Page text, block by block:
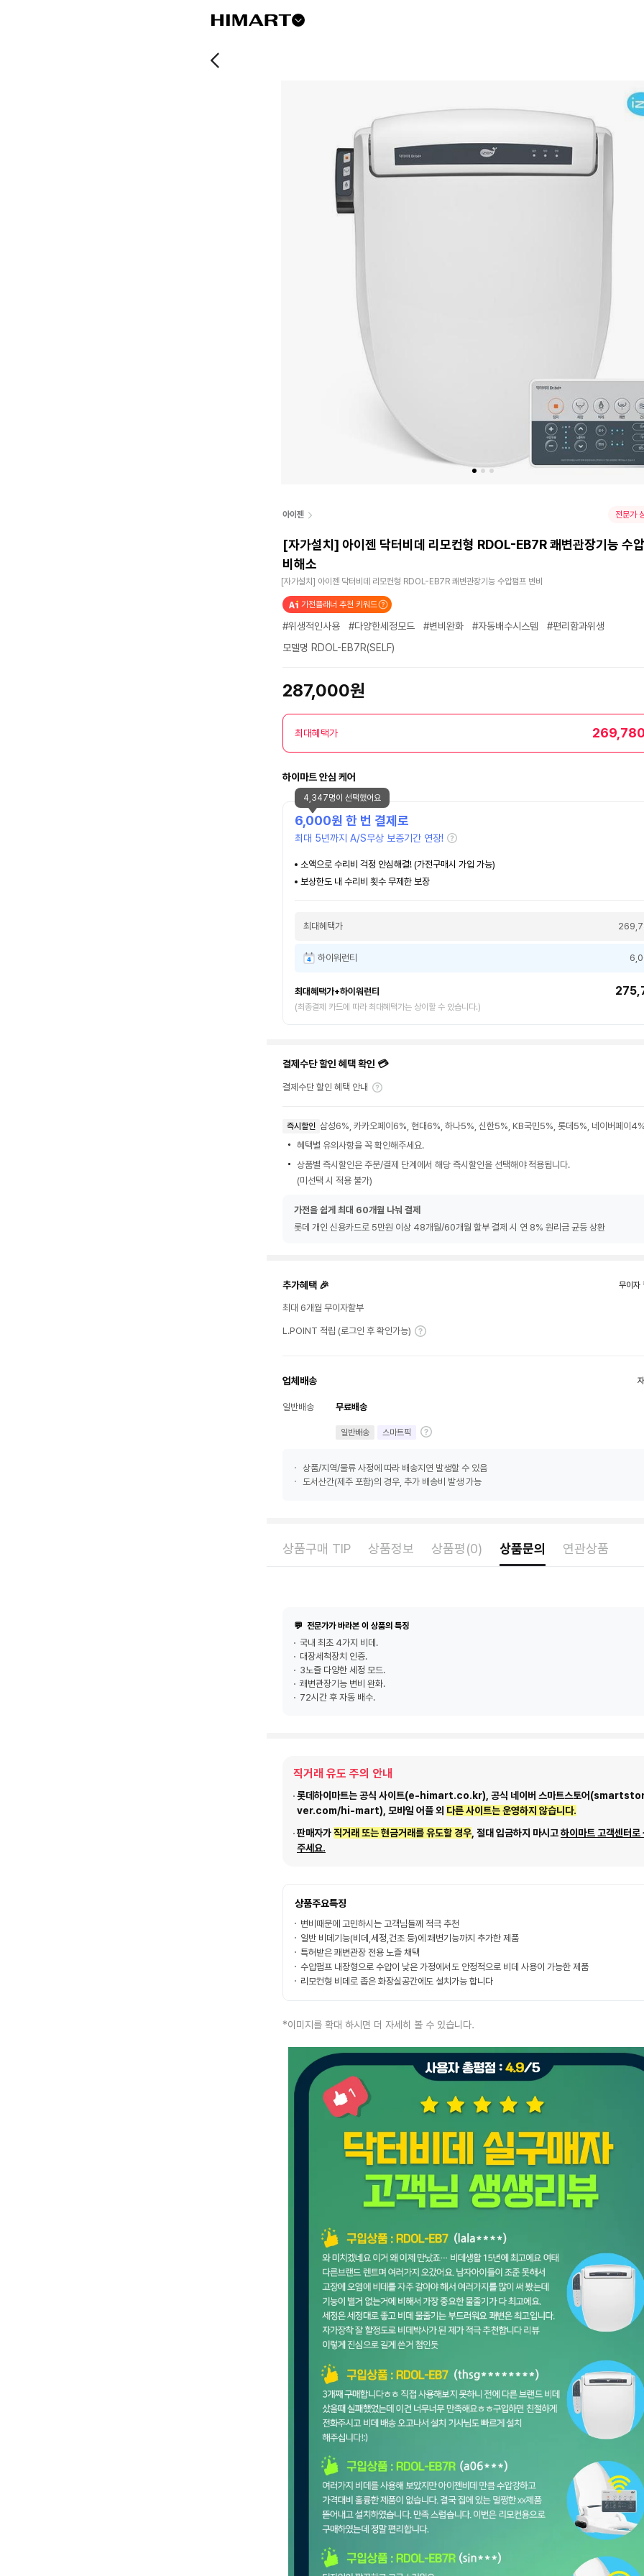
아이젠 전문가
[자가설치] 아이젠 닥터비데 리모컨형 RDOL-EB7R 쾌변관장기능 수
비해소
[자가설치] 아이젠 닥터비데 리모컨형 RDOL-EB7R 쾌변관장기능 수압펌프 변비
가전플래너 추천 키워드
#위생적인사용 #다양한세정모드 #변비완화 #자동배수시스템
#편리함과위생
모델명 RDOL-EB7R(SELF)
287,000원
최대혜택가
하이마트 안심 케어
6,000원 한 번 결제로
최대 5년까지 A/S무상 보증기간 연장!
소액으로 수리비 걱정 안심해결! (가전구매시 가입 가능)
보상한도 내 수리비 횟수 무제한 보장
최대혜택가
하이워런티
최대혜택가+하이워런티
(최종결제 카드에 따라 최대혜택가는 상이할 수 있습니다.)
4,347명이 선택했어요
결제수단 할인 혜택 확인 💳
결제수단 할인 혜택 안내
즉시할인 삼성6%, 카카오페이6%, 현대6%, 하나5%, 신한5%, KB국민5%, 롯데5%, 네이버페이4%
혜택별 유의사항을 꼭 확인해주세요.
상품별 즉시할인은 주문/결제 단계에서 해당 즉시할인을 선택해야 적용됩니다.
(미선택 시 적용 불가)
가전을 쉽게 최대 60개월 나눠 결제
롯데 개인 신용카드로 5만원 이상 48개월/60개월 할부 결제 시 연 8% 원리금 균등 상환
추가혜택 🎉 무이자
최대 6개월 무이자할부
L.POINT 적립 (로그인 후 확인가능)
업체배송
일반배송 무료배송
일반배송 스마트픽
상품/지역/물류 사정에 따라 배송지연 발생할 수 있음
도서산간(제주 포함)의 경우, 추가 배송비 발생 가능
상품구매 TIP 상품정보 상품평(0) 상품문의 연관상품
💬 전문가가 바라본 이 상품의 특징
국내 최초 4가지 비데.
대장세척장치 인증.
3노즐 다양한 세정 모드.
쾌변관장기능 변비 완화.
72시간 후 자동 배수.
직거래 유도 주의 안내
롯데하이마트는 공식 사이트(e-himart.co.kr), 공식 네이버 스마트스토어
ver.com/hi-mart), 모바일 어플 외 다른 사이트는 운영하지 않습니다.
판매자가직거래 또는 현금거래를 유도할 경우, 절대 입금하지 마시고하이마트 고객센터로
주세요.
상품주요특징
변비때문에 고민하시는 고객님들께 적극 추천
일반 비데기능(비데,세정,건조 등)에 쾌변기능까지 추가한 제품
특허받은 쾌변관장 전용 노즐 채택
수압펌프 내장형으로 수압이 낮은 가정에서도 안정적으로 비데 사용이 가능한 제품
리모컨형 비데로 좁은 화장실공간에도 설치가능 합니다
*이미지를 확대 하시면 더 자세히 볼 수 있습니다.